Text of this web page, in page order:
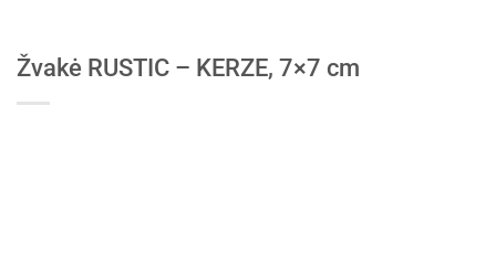
Žvakė RUSTIC – KERZE, 7×7 cm